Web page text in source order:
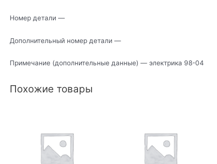
Номер детали —
Дополнительный номер детали —
Примечание (дополнительные данные) — электрика 98-04
Похожие товары